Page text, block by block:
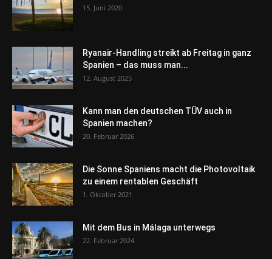
15. Juni 2020
Ryanair-Handling streikt ab Freitag in ganz
Spanien – das muss man...
12. August 2025
Kann man den deutschen TÜV auch in
Spanien machen?
20. Februar 2026
Die Sonne Spaniens macht die Photovoltaik
zu einem rentablen Geschäft
1. Oktober 2021
Mit dem Bus in Málaga unterwegs
22. Februar 2024